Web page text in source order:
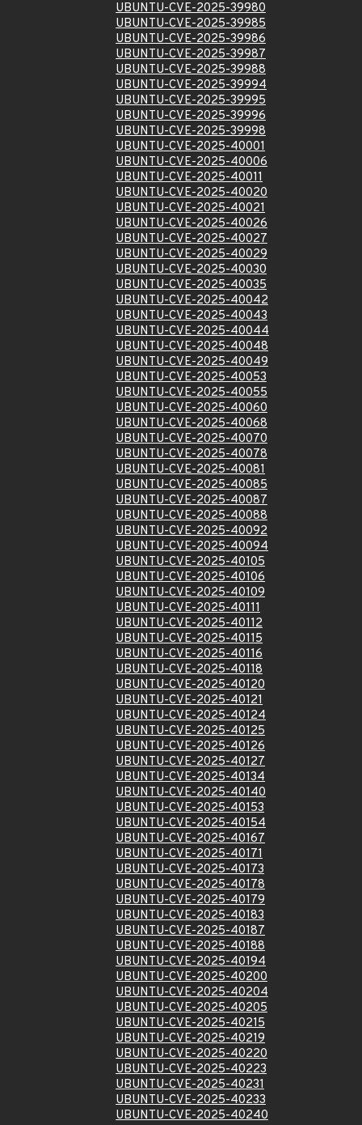
UBUNTU-CVE-2025-39980
UBUNTU-CVE-2025-39985
UBUNTU-CVE-2025-39986
UBUNTU-CVE-2025-39987
UBUNTU-CVE-2025-39988
UBUNTU-CVE-2025-39994
UBUNTU-CVE-2025-39995
UBUNTU-CVE-2025-39996
UBUNTU-CVE-2025-39998
UBUNTU-CVE-2025-40001
UBUNTU-CVE-2025-40006
UBUNTU-CVE-2025-40011
UBUNTU-CVE-2025-40020
UBUNTU-CVE-2025-40021
UBUNTU-CVE-2025-40026
UBUNTU-CVE-2025-40027
UBUNTU-CVE-2025-40029
UBUNTU-CVE-2025-40030
UBUNTU-CVE-2025-40035
UBUNTU-CVE-2025-40042
UBUNTU-CVE-2025-40043
UBUNTU-CVE-2025-40044
UBUNTU-CVE-2025-40048
UBUNTU-CVE-2025-40049
UBUNTU-CVE-2025-40053
UBUNTU-CVE-2025-40055
UBUNTU-CVE-2025-40060
UBUNTU-CVE-2025-40068
UBUNTU-CVE-2025-40070
UBUNTU-CVE-2025-40078
UBUNTU-CVE-2025-40081
UBUNTU-CVE-2025-40085
UBUNTU-CVE-2025-40087
UBUNTU-CVE-2025-40088
UBUNTU-CVE-2025-40092
UBUNTU-CVE-2025-40094
UBUNTU-CVE-2025-40105
UBUNTU-CVE-2025-40106
UBUNTU-CVE-2025-40109
UBUNTU-CVE-2025-40111
UBUNTU-CVE-2025-40112
UBUNTU-CVE-2025-40115
UBUNTU-CVE-2025-40116
UBUNTU-CVE-2025-40118
UBUNTU-CVE-2025-40120
UBUNTU-CVE-2025-40121
UBUNTU-CVE-2025-40124
UBUNTU-CVE-2025-40125
UBUNTU-CVE-2025-40126
UBUNTU-CVE-2025-40127
UBUNTU-CVE-2025-40134
UBUNTU-CVE-2025-40140
UBUNTU-CVE-2025-40153
UBUNTU-CVE-2025-40154
UBUNTU-CVE-2025-40167
UBUNTU-CVE-2025-40171
UBUNTU-CVE-2025-40173
UBUNTU-CVE-2025-40178
UBUNTU-CVE-2025-40179
UBUNTU-CVE-2025-40183
UBUNTU-CVE-2025-40187
UBUNTU-CVE-2025-40188
UBUNTU-CVE-2025-40194
UBUNTU-CVE-2025-40200
UBUNTU-CVE-2025-40204
UBUNTU-CVE-2025-40205
UBUNTU-CVE-2025-40215
UBUNTU-CVE-2025-40219
UBUNTU-CVE-2025-40220
UBUNTU-CVE-2025-40223
UBUNTU-CVE-2025-40231
UBUNTU-CVE-2025-40233
UBUNTU-CVE-2025-40240